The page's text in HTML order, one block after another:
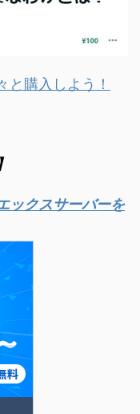
と購入しよう！
ックスサーバーを